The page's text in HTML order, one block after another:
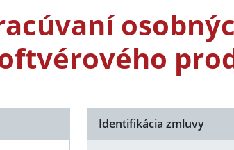
Identifikácia zmluvy